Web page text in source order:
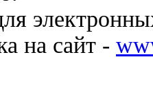
на сайт -